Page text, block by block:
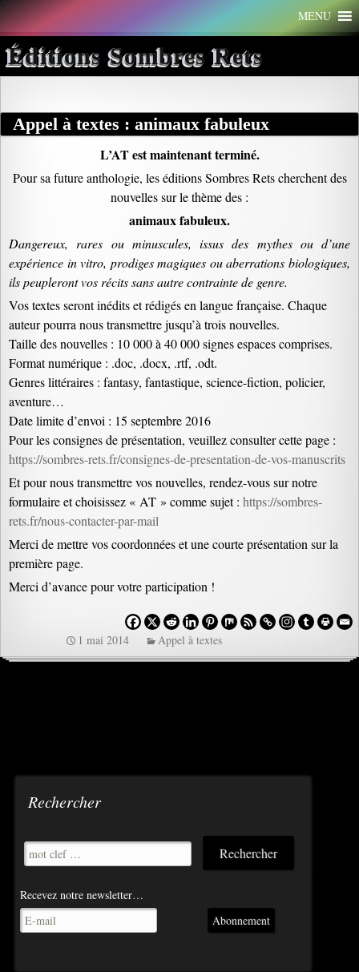
Aller
au
contenu
MENU
Éditions Sombres Rets
Appel à textes : animaux fabuleux
L’AT est maintenant terminé.
Pour sa future anthologie, les éditions Sombres Rets cherchent des
nouvelles sur le thème des :
animaux fabuleux.
Dangereux, rares ou minuscules, issus des mythes ou d’une
expérience in vitro, prodiges magiques ou aberrations biologiques,
ils peupleront vos récits sans autre contrainte de genre.
Vos textes seront inédits et rédigés en langue française. Chaque
auteur pourra nous transmettre jusqu’à trois nouvelles.
Taille des nouvelles : 10 000 à 40 000 signes espaces comprises.
Format numérique : .doc, .docx, .rtf, .odt.
Genres littéraires : fantasy, fantastique, science-fiction, policier,
aventure…
Date limite d’envoi : 15 septembre 2016
Pour les consignes de présentation, veuillez consulter cette page :
https://sombres-rets.fr/consignes-de-presentation-de-vos-manuscrits
Et pour nous transmettre vos nouvelles, rendez-vous sur notre
formulaire et choisissez « AT » comme sujet : https://sombres-
rets.fr/nous-contacter-par-mail
Merci de mettre vos coordonnées et une courte présentation sur la
première page.
Merci d’avance pour votre participation !
1 mai 2014 Appel à textes
articles
Rechercher
Recevez notre newsletter…
Abonnement